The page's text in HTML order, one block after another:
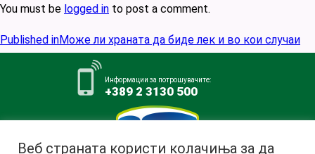
You must be logged in to post a comment.
Post
navigation
Published inМоже ли храната да биде лек и во кои случаи
Информации за потрошувачите:
+389 2 3130 500
Веб страната користи колачиња за да